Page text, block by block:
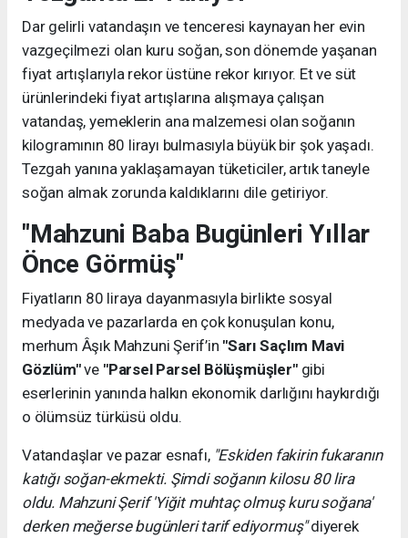
Dar gelirli vatandaşın ve tenceresi kaynayan her evin
vazgeçilmezi olan kuru soğan, son dönemde yaşanan
fiyat artışlarıyla rekor üstüne rekor kırıyor. Et ve süt
ürünlerindeki fiyat artışlarına alışmaya çalışan
vatandaş, yemeklerin ana malzemesi olan soğanın
kilogramının 80 lirayı bulmasıyla büyük bir şok yaşadı.
Tezgah yanına yaklaşamayan tüketiciler, artık taneyle
soğan almak zorunda kaldıklarını dile getiriyor.
"Mahzuni Baba Bugünleri Yıllar
Önce Görmüş"
Fiyatların 80 liraya dayanmasıyla birlikte sosyal
medyada ve pazarlarda en çok konuşulan konu,
merhum Âşık Mahzuni Şerif’in "Sarı Saçlım Mavi
Gözlüm"ve "Parsel Parsel Bölüşmüşler"gibi
eserlerinin yanında halkın ekonomik darlığını haykırdığı
o ölümsüz türküsü oldu.
Vatandaşlar ve pazar esnafı, "Eskiden fakirin fukaranın
katığı soğan-ekmekti. Şimdi soğanın kilosu 80 lira
oldu. Mahzuni Şerif 'Yiğit muhtaç olmuş kuru soğana'
derken meğerse bugünleri tarif ediyormuş"diyerek